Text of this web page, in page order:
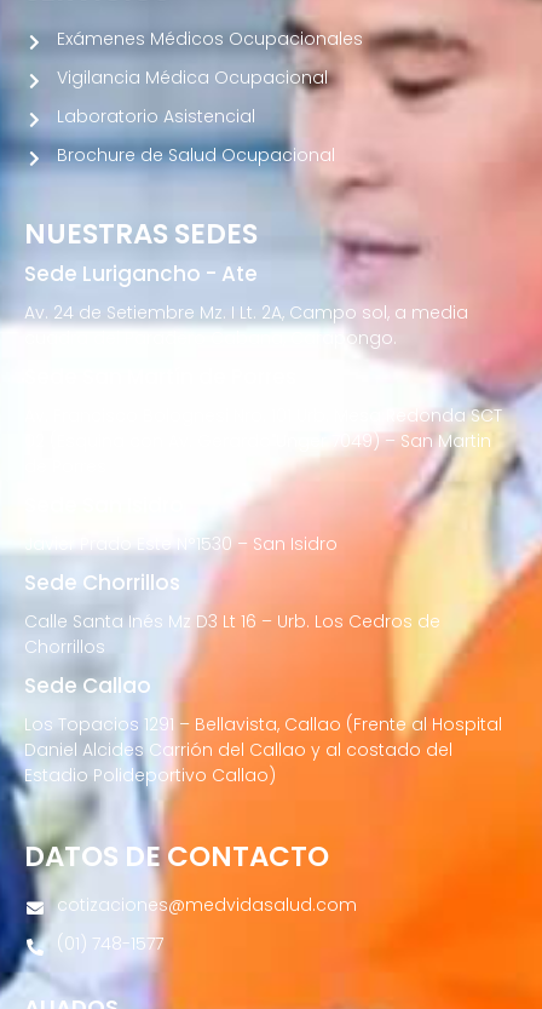
NUESTRAS SEDES
Sede Lurigancho - Ate
Av. 24 de Setiembre Mz. I Lt. 2A, Campo sol, a media
cuadra del Paradero Cabana, Carapongo.
Av. Francisco Bolognesi Nro. 101 Urb. Mesa Redonda SCT
02 (Esquina con Av. Gerardo Unger 7049) – San Martin
Javier Prado Este N°1530 – San Isidro
Sede Chorrillos
Calle Santa Inés Mz D3 Lt 16 – Urb. Los Cedros de
Chorrillos
Sede Callao
Los Topacios 1291 – Bellavista, Callao (Frente al Hospital
Daniel Alcides Carrión del Callao y al costado del
Estadio Polideportivo Callao)
Exámenes Médicos Ocupacionales
Vigilancia Médica Ocupacional
Laboratorio Asistencial
Brochure de Salud Ocupacional
DATOS DE CONTACTO
cotizaciones@medvidasalud.com
(01) 748-1577